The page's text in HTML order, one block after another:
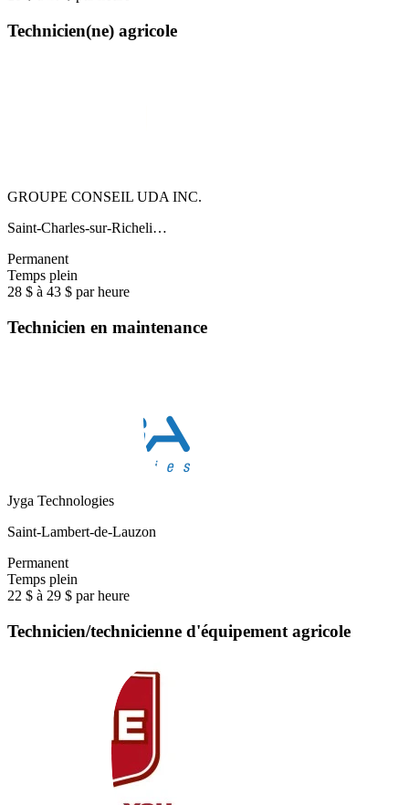
Technicien(ne) agricole
GROUPE CONSEIL UDA INC.
Saint-Charles-sur-Richeli…
Permanent
Temps plein
28 $ à 43 $ par heure
Technicien en maintenance
Jyga Technologies
Saint-Lambert-de-Lauzon
Permanent
Temps plein
22 $ à 29 $ par heure
Technicien/technicienne d'équipement agricole